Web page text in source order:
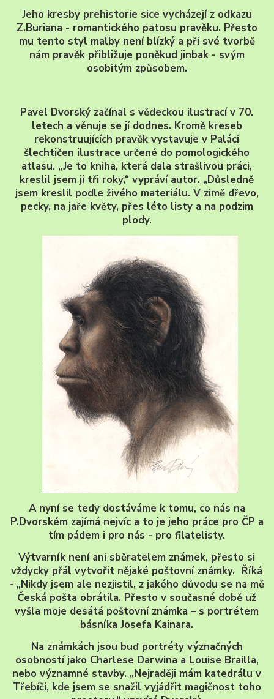
Jeho kresby prehistorie sice vycházejí z odkazu
Z.Buriana - romantického patosu pravěku. Přesto
mu tento styl malby není blízký a při své tvorbě
nám pravěk přibližuje poněkud jinbak - svým
osobitým způsobem.
Pavel Dvorský začínal s vědeckou ilustrací v 70.
letech a věnuje se jí dodnes. Kromě kreseb
rekonstruujících pravěk vystavuje v Paláci
šlechtičen ilustrace určené do pomologického
atlasu. „Je to kniha, která dala strašlivou práci,
kreslil jsem ji tři roky,“ vypráví autor. „Důsledně
jsem kreslil podle živého materiálu. V zimě dřevo,
pecky, na jaře květy, přes léto listy a na podzim
plody.
A nyní se tedy dostáváme k tomu, co nás na
P.Dvorském zajímá nejvíc a to je jeho práce pro ČP a
tím pádem i pro nás - pro filatelisty.
Výtvarník není ani sběratelem známek, přesto si
vždycky přál vytvořit nějaké poštovní známky. Říká
- „Nikdy jsem ale nezjistil, z jakého důvodu se na mě
Česká pošta obrátila. Přesto v současné době už
vyšla moje desátá poštovní známka – s portrétem
básníka Josefa Kainara.
Na známkách jsou buď portréty význačných
osobností jako Charlese Darwina a Louise Brailla,
nebo významné stavby. „Nejraději mám katedrálu v
Třebíči, kde jsem se snažil vyjádřit magičnost toho